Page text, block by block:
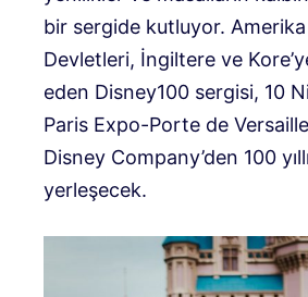
bir sergide kutluyor.
Devletleri, İngiltere ve
eden Disney100 sergisi, 10
Paris Expo-Porte de
Disney Company’den 100
yerleşecek.